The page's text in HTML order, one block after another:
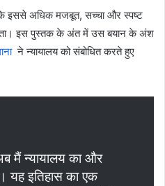
इससे अधिक मजबूत, सच्चा और स्पष्ट
इस पुस्तक के अंत में उस बयान के अंश
ने न्यायालय को संबोधित करते हुए
मैं न्यायालय का और
यह इतिहास का एक